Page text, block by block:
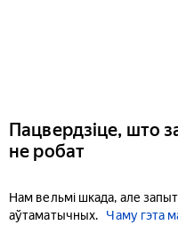
Пацвердзіце, што
не робат
Нам вельмі шкада, але
аўтаматычных.
Чаму гэта